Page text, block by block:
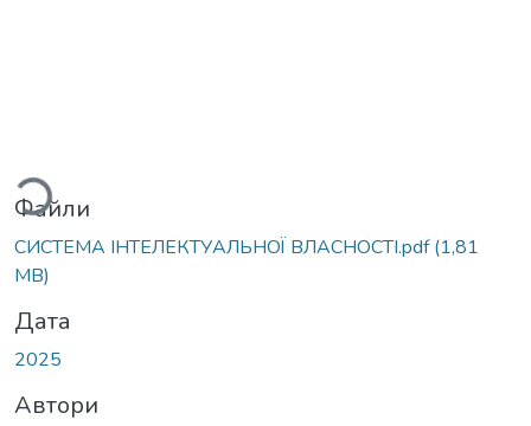
Файли
СИСТЕМА ІНТЕЛЕКТУАЛЬНОЇ ВЛАСНОСТІ.pdf(1,81
MB)
Дата
2025
Автори